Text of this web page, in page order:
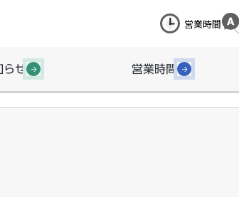
営業時間
らせ 営業時間